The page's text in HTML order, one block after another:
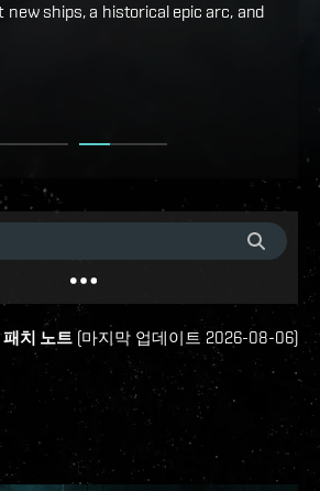
new ships, a historical epic arc, and
패치 노트 (마지막 업데이트 2026-08-06)